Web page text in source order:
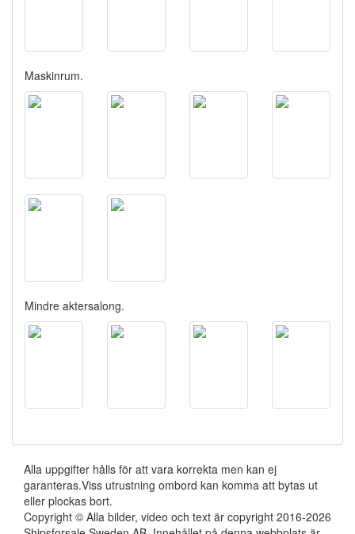
Maskinrum.
Mindre aktersalong.
Alla uppgifter hålls för att vara korrekta men kan ej
garanteras.Viss utrustning ombord kan komma att bytas ut
eller plockas bort.
Copyright © Alla bilder, video och text är copyright 2016-2026